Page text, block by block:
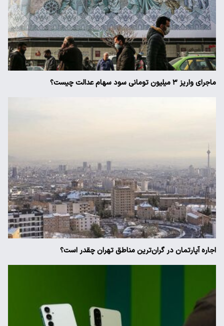
ماجرای واریز ۳ میلیون تومانی سود سهام عدالت چیست؟
اجاره آپارتمان در گران‌ترین مناطق تهران چقدر است؟